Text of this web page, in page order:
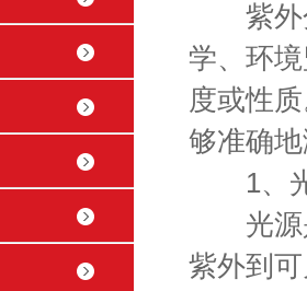
紫外分
学、环
度或性
够准确
1、
光源是
紫外到